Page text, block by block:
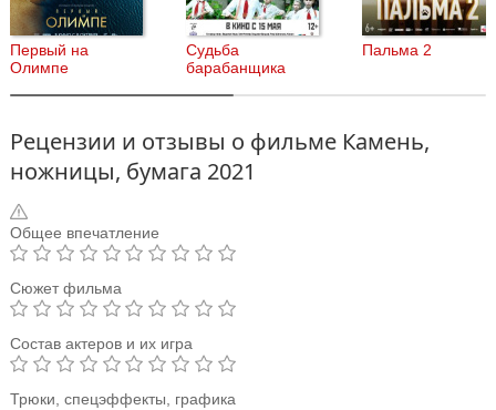
Первый на
Олимпе
Судьба
барабанщика
Пальма 2
Рецензии и отзывы о фильме Камень,
ножницы, бумага 2021
Общее впечатление
Сюжет фильма
Состав актеров и их игра
Трюки, спецэффекты, графика